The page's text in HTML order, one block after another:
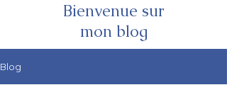
Bienvenue sur
mon blog
Blog